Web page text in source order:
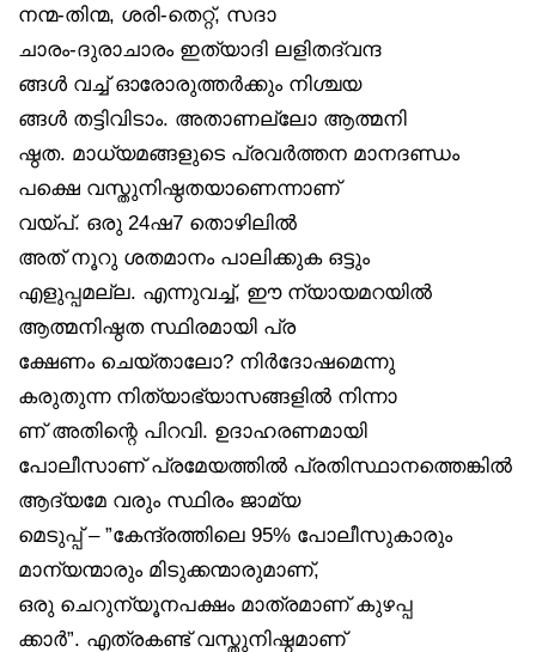
നന്മ-തിന്മ, ശരി-തെറ്റ്, സദാ
ചാരം-ദുരാചാരം ഇത്യാദി ലളിതദ്വന്ദ
ങ്ങൾ വച്ച് ഓരോരുത്തർക്കും നിശ്ചയ
ങ്ങൾ തട്ടിവിടാം. അതാണല്ലോ ആത്മനി
ഷ്ഠത. മാധ്യമങ്ങളുടെ പ്രവർത്തന മാനദണ്ഡം
പക്ഷെ വസ്തുനിഷ്ഠതയാണെന്നാണ്
വയ്പ്. ഒരു 24ഷ7 തൊഴിലിൽ
അത് നൂറു ശതമാനം പാലിക്കുക ഒട്ടും
എളുപ്പമല്ല. എന്നുവച്ച്, ഈ ന്യായമറയിൽ
ആത്മനിഷ്ഠത സ്ഥിരമായി പ്ര
ക്ഷേണം ചെയ്താലോ? നിർദോഷമെന്നു
കരുതുന്ന നിത്യാഭ്യാസങ്ങളിൽ നിന്നാ
ണ് അതിന്റെ പിറവി. ഉദാഹരണമായി
പോലീസാണ് പ്രമേയത്തിൽ പ്രതിസ്ഥാനത്തെങ്കിൽ
ആദ്യമേ വരും സ്ഥിരം ജാമ്യ
മെടുപ്പ് – ”കേന്ദ്രത്തിലെ 95% പോലീസുകാരും
മാന്യന്മാരും മിടുക്കന്മാരുമാണ്,
ഒരു ചെറുന്യൂനപക്ഷം മാത്രമാണ് കുഴപ്പ
ക്കാർ”. എത്രകണ്ട് വസ്തുനിഷ്ഠമാണ്